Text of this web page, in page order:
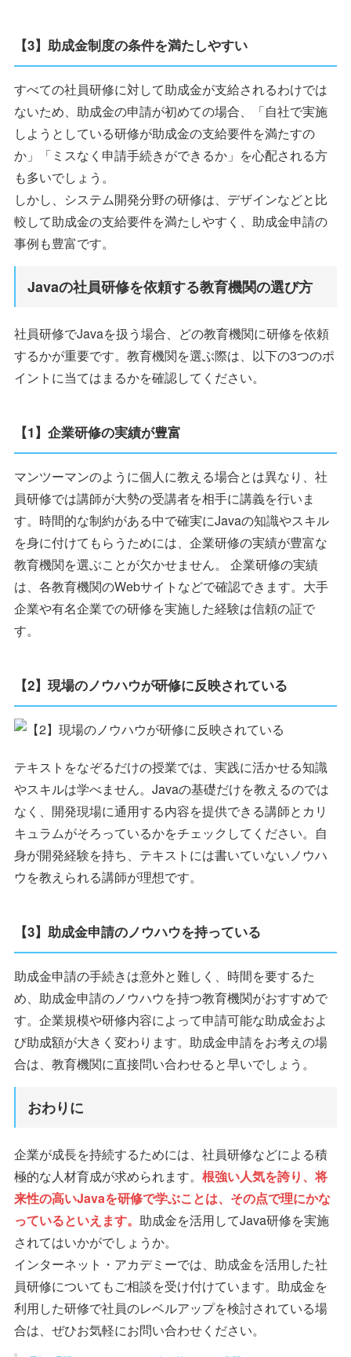
【3】助成金制度の条件を満たしやすい
すべての社員研修に対して助成金が支給されるわけでは
ないため、助成金の申請が初めての場合、「自社で実施
しようとしている研修が助成金の支給要件を満たすの
か」「ミスなく申請手続きができるか」を心配される方
も多いでしょう。
しかし、システム開発分野の研修は、デザインなどと比
較して助成金の支給要件を満たしやすく、助成金申請の
事例も豊富です。
Javaの社員研修を依頼する教育機関の選び方
社員研修でJavaを扱う場合、どの教育機関に研修を依頼
するかが重要です。教育機関を選ぶ際は、以下の3つのポ
イントに当てはまるかを確認してください。
【1】企業研修の実績が豊富
マンツーマンのように個人に教える場合とは異なり、社
員研修では講師が大勢の受講者を相手に講義を行いま
す。時間的な制約がある中で確実にJavaの知識やスキル
を身に付けてもらうためには、企業研修の実績が豊富な
教育機関を選ぶことが欠かせません。 企業研修の実績
は、各教育機関のWebサイトなどで確認できます。大手
企業や有名企業での研修を実施した経験は信頼の証で
す。
【2】現場のノウハウが研修に反映されている
テキストをなぞるだけの授業では、実践に活かせる知識
やスキルは学べません。Javaの基礎だけを教えるのでは
なく、開発現場に通用する内容を提供できる講師とカリ
キュラムがそろっているかをチェックしてください。自
身が開発経験を持ち、テキストには書いていないノウハ
ウを教えられる講師が理想です。
【3】助成金申請のノウハウを持っている
助成金申請の手続きは意外と難しく、時間を要するた
め、助成金申請のノウハウを持つ教育機関がおすすめで
す。企業規模や研修内容によって申請可能な助成金およ
び助成額が大きく変わります。助成金申請をお考えの場
合は、教育機関に直接問い合わせると早いでしょう。
おわりに
企業が成長を持続するためには、社員研修などによる積
極的な人材育成が求められます。 根強い人気を誇り、将
来性の高いJavaを研修で学ぶことは、その点で理にかな
っているといえます。 助成金を活用してJava研修を実施
されてはいかがでしょうか。
インターネット・アカデミーでは、助成金を活用した社
員研修についてもご相談を受け付けています。助成金を
利用した研修で社員のレベルアップを検討されている場
合は、ぜひお気軽にお問い合わせください。